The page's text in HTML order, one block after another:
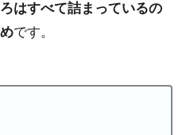
はすべて詰まっているの
です。